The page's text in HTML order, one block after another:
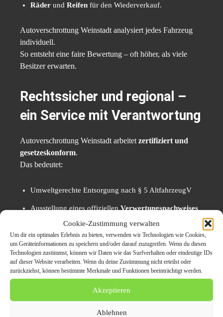
Cookie-Zustimmung verwalten
Um dir ein optimales Erlebnis zu bieten, verwenden wir Technologien wie Cookies,
um Geräteinformationen zu speichern und/oder darauf zuzugreifen. Wenn du diesen
Technologien zustimmst, können wir Daten wie das Surfverhalten oder eindeutige IDs
auf dieser Website verarbeiten. Wenn du deine Zustimmung nicht erteilst oder
zurückziehst, können bestimmte Merkmale und Funktionen beeinträchtigt werden.
Akzeptieren
Ablehnen
Räder und Reifen für den Wiederverkauf.
Autoverschrottung Weinstadt analysiert jedes Fahrzeug
individuell.
So entsteht eine faire Bewertung – oft höher, als viele
Besitzer erwarten.
Rechtssicher und regional –
ein Service mit Verantwortung
Autoverschrottung Weinstadt arbeitet zertifiziert und
gesetzeskonform.
Das bedeutet:
Umweltgerechte Entsorgung nach § 5 AltfahrzeugV
Ausstellung eines offiziellen Verwertungsnachweises
Meldung an die Zulassungsstelle (auf Wunsch
inklusive Abmeldung)
So wird der gesamte Prozess für den Fahrzeughalter
rechtlich sicher, transparent und ohne Risiko
Weinstadt als Beispiel für